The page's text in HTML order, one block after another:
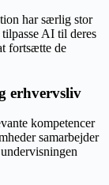
har særlig stor
AI til deres
fortsætte de
erhvervsliv
kompetencer
samarbejder